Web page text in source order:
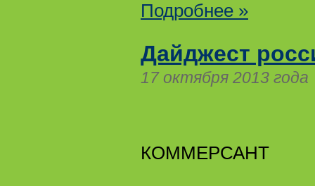
Подробнее »
Дайджест
17 октября 2013 года
КОММЕРСАНТ